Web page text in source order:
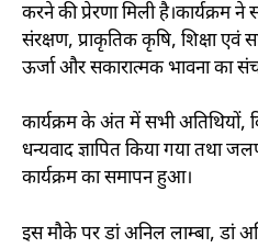
करने की प्रेरणा मिली है।कार्यक्रम ने
संरक्षण, प्राकृतिक कृषि, शिक्षा एवं
ऊर्जा और सकारात्मक भावना का
कार्यक्रम के अंत में सभी अतिथियों,
धन्यवाद ज्ञापित किया गया तथा
कार्यक्रम का समापन हुआ।
इस मौके पर डां अनिल लाम्बा, डां